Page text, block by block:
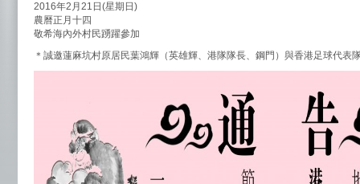
2016年2月21日(星期日)
農曆正月十四
敬希海內外村民踴躍參加
＊誠邀蓮麻坑村原居民葉鴻輝（英雄輝、港隊隊長、鋼門）與香港足球代表